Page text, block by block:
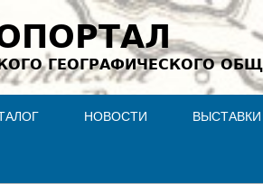
Jump to navigation
ГЕОГРАФИЧЕСКОГО
НОВОСТИ ВЫСТАВКИ